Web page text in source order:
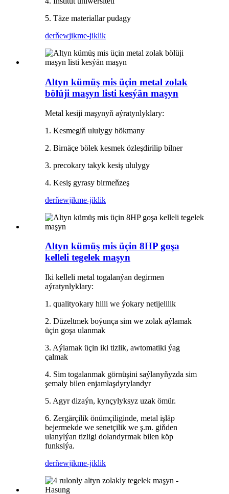
5. Täze materiallar pudagy
derňewjikme-jiklik
Altyn kümüş mis üçin metal zolak
bölüji maşyn listi kesýän maşyn
Metal kesiji maşynyň aýratynlyklary:
1. Kesmegiň ululygy hökmany
2. Birnäçe bölek kesmek özleşdirilip bilner
3. precokary takyk kesiş ululygy
4. Kesiş gyrasy birmeňzeş
derňewjikme-jiklik
Altyn kümüş mis üçin 8HP goşa
kelleli tegelek maşyn
Iki kelleli metal togalanýan degirmen
aýratynlyklary:
1. qualityokary hilli we ýokary netijelilik
2. Düzeltmek boýunça sim we zolak aýlamak
üçin goşa ulanmak
3. Aýlamak üçin iki tizlik, awtomatiki ýag
çalmak
4. Sim togalanmak görnüşini saýlanyňyzda sim
şemaly bilen enjamlaşdyrylandyr
5. Agyr dizaýn, kynçylyksyz uzak ömür.
6. Zergärçilik önümçiliginde, metal işläp
bejermekde we senetçilik we ş.m. giňden
ulanylýan tizligi dolandyrmak bilen köp
funksiýa.
derňewjikme-jiklik